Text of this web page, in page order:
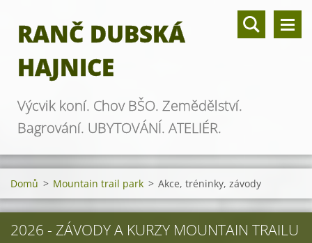
RANČ DUBSKÁ
HAJNICE
Výcvik koní. Chov BŠO. Zemědělství.
Bagrování. UBYTOVÁNÍ. ATELIÉR.
Domů > Mountain trail park > Akce, tréninky, závody
2026 - ZÁVODY A KURZY MOUNTAIN TRAILU